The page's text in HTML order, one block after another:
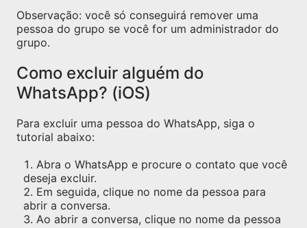
Observação: você só conseguirá remover uma
pessoa do grupo se você for um administrador do
grupo.
Como excluir alguém do
WhatsApp? (iOS)
Para excluir uma pessoa do WhatsApp, siga o
tutorial abaixo:
Abra o WhatsApp e procure o contato que você
deseja excluir.
Em seguida, clique no nome da pessoa para
abrir a conversa.
Ao abrir a conversa, clique no nome da pessoa